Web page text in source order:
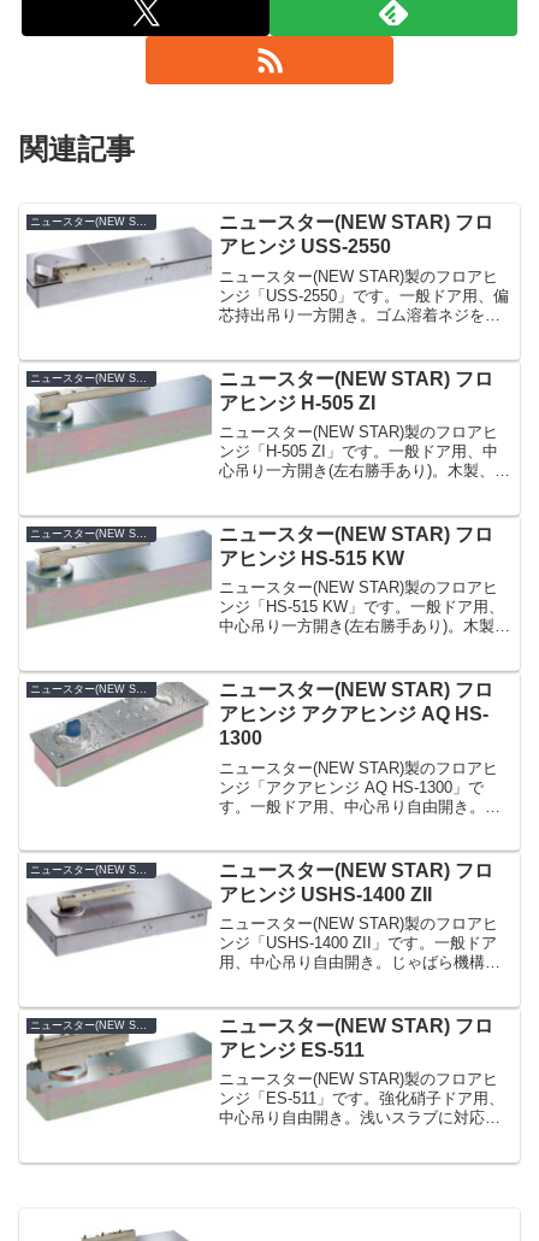
関連記事
ニュースター(NEW STAR)
ニュースター(NEW STAR) フロ
アヒンジ USS-2550
ニュースター(NEW STAR)製のフロアヒ
ンジ「USS-2550」です。一般ドア用、偏
芯持出吊り一方開き。ゴム溶着ネジを採
セメントケースを標準装備。ゴムキャッ
プ採用によ...
ニュースター(NEW STAR) フロ
アヒンジ H-505 ZI
ニュースター(NEW STAR)製のフロアヒ
ンジ「H-505 ZI」です。一般ドア用、中
心吊り一方開き(左右勝手あり)。木製、ア
ント用の狭いアルミ枠に対応。浅いス
ラ...
ニュースター(NEW STAR)
ニュースター(NEW STAR) フロ
アヒンジ HS-515 KW
ニュースター(NEW STAR)製のフロアヒ
ンジ「HS-515 KW」です。一般ドア用、
中心吊り一方開き(左右勝手あり)。木製、
ロント用の狭いアルミ枠に対応。浅い
ス...
ニュースター(NEW STAR)
ニュースター(NEW STAR) フロ
アヒンジ アクアヒンジ AQ HS-
1300
ニュースター(NEW STAR)製のフロアヒ
ンジ「アクアヒンジ AQ HS-1300」で
す。一般ドア用、中心吊り自由開き。主
生を抑制し、長くご使用頂けます。ビル
の玄関、...
ニュースター(NEW STAR) フロ
アヒンジ USHS-1400 ZII
ニュースター(NEW STAR)製のフロアヒ
ンジ「USHS-1400 ZII」です。一般ドア
用、中心吊り自由開き。じゃばら機構を
偏らず、水の浸入を防ぎます（防浸形フ
ロア...
ニュースター(NEW STAR)
ニュースター(NEW STAR) フロ
アヒンジ ES-511
ニュースター(NEW STAR)製のフロアヒ
ンジ「ES-511」です。強化硝子ドア用、
中心吊り自由開き。浅いスラブに対応す